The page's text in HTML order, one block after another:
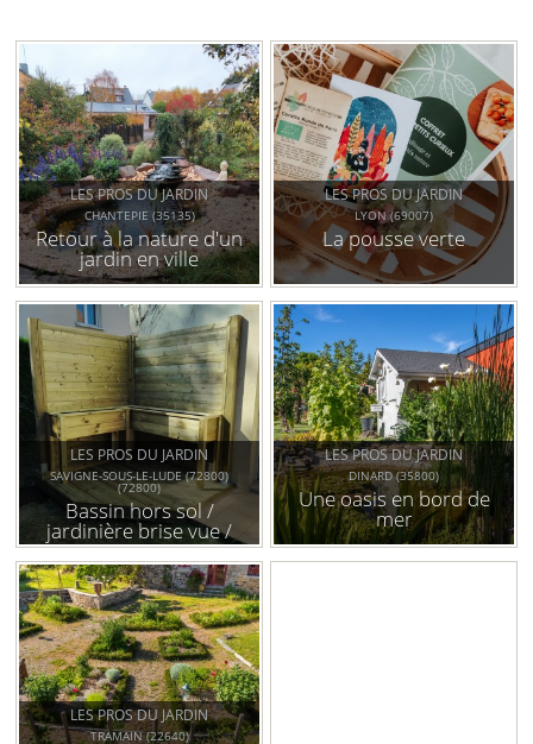
LES PROS DU JARDIN
CHANTEPIE (35135)
Retour à la nature d'un
jardin en ville
LES PROS DU JARDIN
LYON (69007)
La pousse verte
LES PROS DU JARDIN
SAVIGNE-SOUS-LE-LUDE (72800)
(72800)
Bassin hors sol /
jardinière brise vue /
potager hors sol
LES PROS DU JARDIN
DINARD (35800)
Une oasis en bord de
mer
LES PROS DU JARDIN
TRAMAIN (22640)